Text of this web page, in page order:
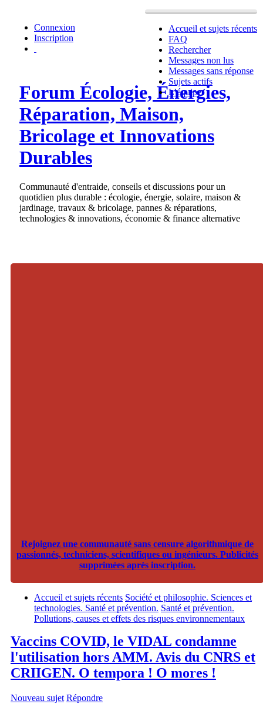
Accueil et sujets récents
FAQ
Rechercher
Messages non lus
Messages sans réponse
Sujets actifs
L’équipe
Connexion
Inscription
Forum Écologie, Énergies,
Réparation, Maison,
Bricolage et Innovations
Durables
Communauté d'entraide, conseils et discussions pour un
quotidien plus durable : écologie, énergie, solaire, maison &
jardinage, travaux & bricolage, pannes & réparations,
technologies & innovations, économie & finance alternative
Rejoignez une communauté sans censure algorithmique de
passionnés, techniciens, scientifiques ou ingénieurs. Publicités
supprimées après inscription.
Accueil et sujets récents Société et philosophie. Sciences et
technologies. Santé et prévention. Santé et prévention.
Pollutions, causes et effets des risques environnementaux
Vaccins COVID, le VIDAL condamne
l'utilisation hors AMM. Avis du CNRS et
CRIIGEN. O tempora ! O mores !
Nouveau sujet Répondre